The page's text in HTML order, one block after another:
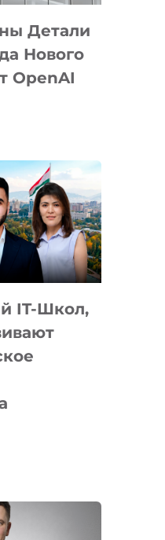
Детали
Нового
OpenAI
IT-Школ,